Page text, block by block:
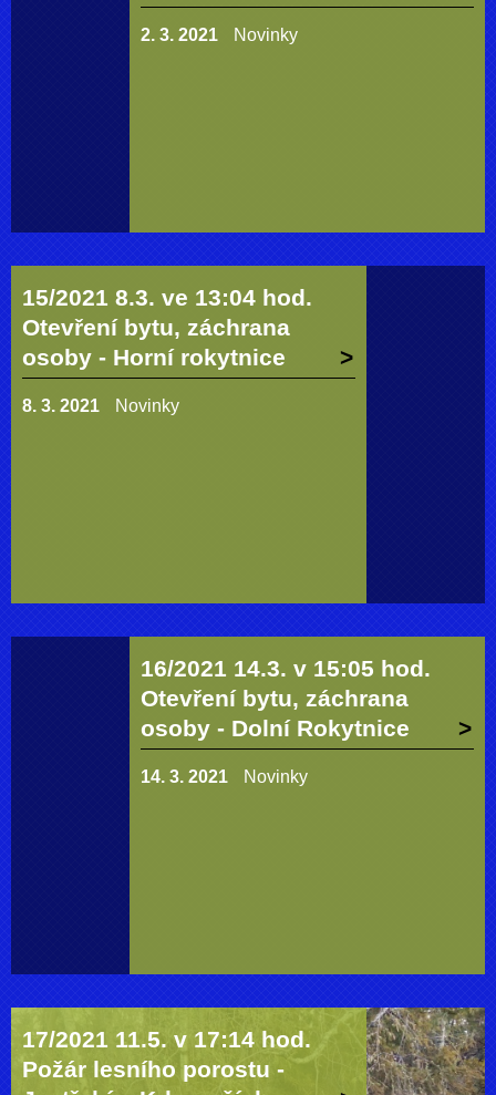
2. 3. 2021 Novinky
15/2021 8.3. ve 13:04 hod.
Otevření bytu, záchrana
osoby - Horní rokytnice
8. 3. 2021 Novinky
16/2021 14.3. v 15:05 hod.
Otevření bytu, záchrana
osoby - Dolní Rokytnice
14. 3. 2021 Novinky
17/2021 11.5. v 17:14 hod.
Požár lesního porostu -